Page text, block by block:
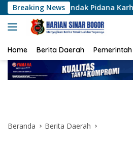
Langsung
ke
konten
Breaking News
Pidana Karhutla di Kerumutan
Home Berita Daerah Pemerintah
Beranda Berita Daerah